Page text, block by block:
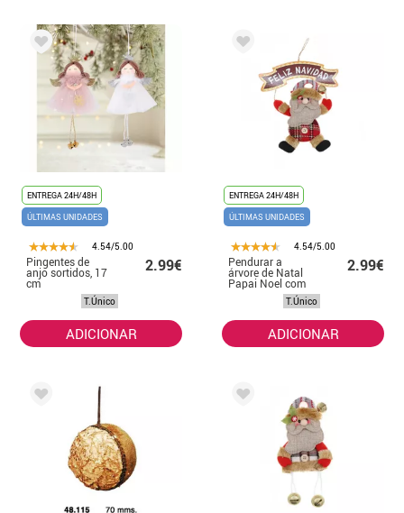
ENTREGA 24H/48H
ÚLTIMAS UNIDADES
4.54/5.00
Pingentes de
anjo sortidos, 17
cm
2.99€
T.Único
ADICIONAR
ENTREGA 24H/48H
ÚLTIMAS UNIDADES
4.54/5.00
Pendurar a
árvore de Natal
Papai Noel com
sinal 19x16 cm
2.99€
T.Único
ADICIONAR